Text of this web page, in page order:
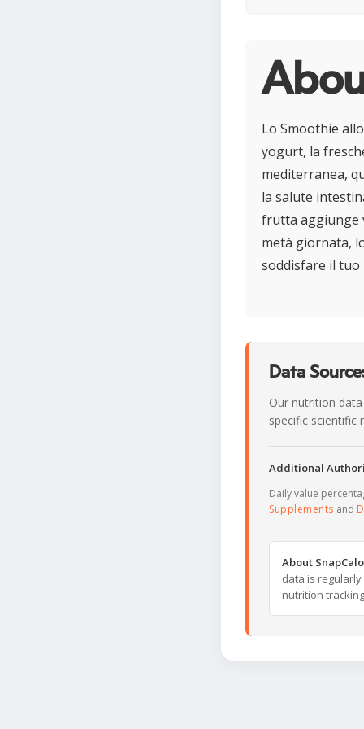
Lo Smoothie
yogurt, la
mediterranea,
la salute
frutta aggiunge
metà giornata,
soddisfare il tuo
Data
Our nutrition
specific scientific
Additional
Daily value
Supplements and
About
data is
nutrition